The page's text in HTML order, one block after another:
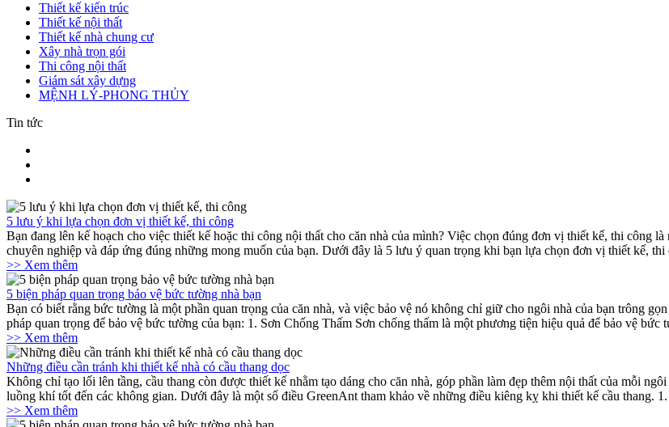
Thiết kế kiến trúc
Thiết kế nội thất
Thiết kế nhà chung cư
Xây nhà trọn gói
Thi công nội thất
Giám sát xây dựng
MỆNH LÝ-PHONG THỦY
Tin tức
5 lưu ý khi lựa chọn đơn vị thiết kế, thi công
Bạn đang lên kế hoạch cho việc thiết kế hoặc thi công nội thất cho căn nhà của mình? Việc chọn đúng đơn vị thiết kế, thi công
chuyên nghiệp và đáp ứng đúng những mong muốn của bạn. Dưới đây là 5 lưu ý quan trọng khi bạn lựa chọn đơn vị thiết kế,
>> Xem thêm
5 biện pháp quan trọng bảo vệ bức tường nhà bạn
Bạn có biết rằng bức tường là một phần quan trọng của căn nhà, và việc bảo vệ nó không chỉ giữ cho ngôi nhà của bạn trông
pháp quan trọng để bảo vệ bức tường của bạn: 1. Sơn Chống Thấm Sơn chống thấm là một phương tiện hiệu quả để bảo vệ
>> Xem thêm
Những điều cần tránh khi thiết kế nhà có cầu thang dọc
Không chỉ tạo lối lên tầng, cầu thang còn được thiết kế nhằm tạo dáng cho căn nhà, góp phần làm đẹp thêm nội thất của mỗi
luồng khí tốt đến các không gian. Dưới đây là một số điều GreenAnt tham khảo về những điều kiêng kỵ khi thiết kế cầu thang.
>> Xem thêm